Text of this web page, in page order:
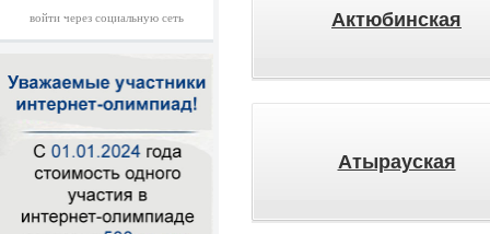
войти через социальную сеть Актюбинская
Атырауская